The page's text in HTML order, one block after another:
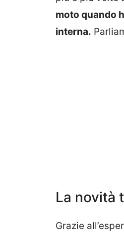
moto quando
interna.
La novità
Grazie